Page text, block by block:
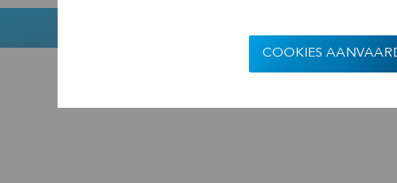
COOKIES